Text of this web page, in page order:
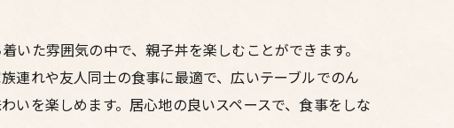
た雰囲気の中で、親子丼を楽しむことができます。
連れや友人同士の食事に最適で、広いテーブルでのん
いを楽しめます。居心地の良いスペースで、食事をしな